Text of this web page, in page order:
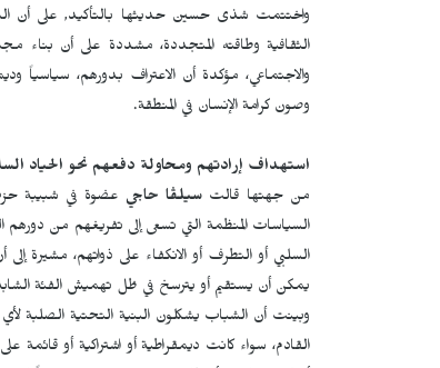
واختتمت شذى حسين حديثها بالتأكيد, على أن
الثقافية وطاقته المتجددة، مشددة على أن
والاجتماعي، مؤكدة أن الاعتراف بدورهم، سياسياً
وصون كرامة الإنسان في المنطقة.
استهداف إرادتهم ومحاولة دفعهم نحو الحياد
من جهتها قالت سيلڤا حاجي عضوة في شبيبة حزب
السياسات المنظمة التي تسعى إلى تفريغهم من دورهم
السلبي أو التطرف أو الانكفاء على ذواتهم، مشيرة
يمكن أن يستقيم أو يترسخ في ظل تهميش الفئة
وبينت أن الشباب يشكلون البنية التحتية الصلبة
القادم، سواء كانت ديمقراطية أو اشتراكية أو قائمة